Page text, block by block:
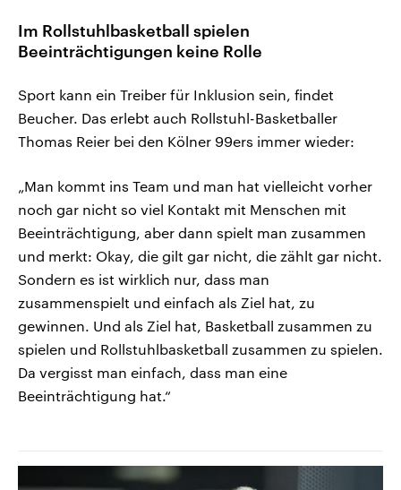
Im Rollstuhlbasketball spielen
Beeinträchtigungen keine Rolle
Sport kann ein Treiber für Inklusion sein, findet
Beucher. Das erlebt auch Rollstuhl-Basketballer
Thomas Reier bei den Kölner 99ers immer wieder:
„Man kommt ins Team und man hat vielleicht vorher
noch gar nicht so viel Kontakt mit Menschen mit
Beeinträchtigung, aber dann spielt man zusammen
und merkt: Okay, die gilt gar nicht, die zählt gar nicht.
Sondern es ist wirklich nur, dass man
zusammenspielt und einfach als Ziel hat, zu
gewinnen. Und als Ziel hat, Basketball zusammen zu
spielen und Rollstuhlbasketball zusammen zu spielen.
Da vergisst man einfach, dass man eine
Beeinträchtigung hat.“